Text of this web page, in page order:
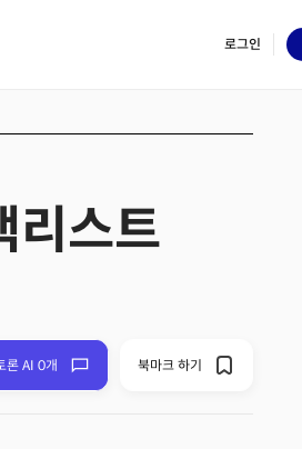
로그인
리스트
론 AI 0개 북마크 하기